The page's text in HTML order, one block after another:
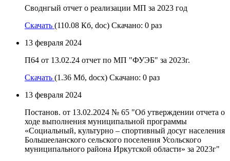
Своднгый отчет о реализации МП за 2023 год
Скачать (110.08 Кб, doc) Скачано: 0 раз
13 февраля 2024
П64 от 13.02.24 отчет по МП "ФУЭБ" за 2023г.
Скачать (1.36 Мб, docx) Скачано: 0 раз
13 февраля 2024
Постанов. от 13.02.2024 № 65 "Об утверждении отчета о
ходе выполнения муниципальной программы
«Социальный, культурно – спортивный досуг населения
Большееланского сельского поселения Усольского
муниципального района Иркутской области» за 2023г"